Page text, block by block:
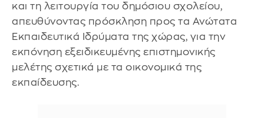
και τη λειτουργία του δημόσιου σχολείου,
απευθύνοντας πρόσκληση προς τα Ανώτατα
Εκπαιδευτικά Ιδρύματα της χώρας, για την
εκπόνηση εξειδικευμένης επιστημονικής
μελέτης σχετικά με τα οικονομικά της
εκπαίδευσης.